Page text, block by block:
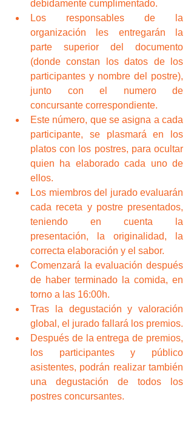
debidamente cumplimentado.
Los responsables de la
organización les entregarán la
parte superior del documento
(donde constan los datos de los
participantes y nombre del postre),
junto con el numero de
concursante correspondiente.
Este número, que se asigna a cada
participante, se plasmará en los
platos con los postres, para ocultar
quien ha elaborado cada uno de
ellos.
Los miembros del jurado evaluarán
cada receta y postre presentados,
teniendo en cuenta la
presentación, la originalidad, la
correcta elaboración y el sabor.
Comenzará la evaluación después
de haber terminado la comida, en
torno a las 16:00h.
Tras la degustación y valoración
Después de la entrega de premios,
los participantes y público
asistentes, podrán realizar también
una degustación de todos los
postres concursantes.